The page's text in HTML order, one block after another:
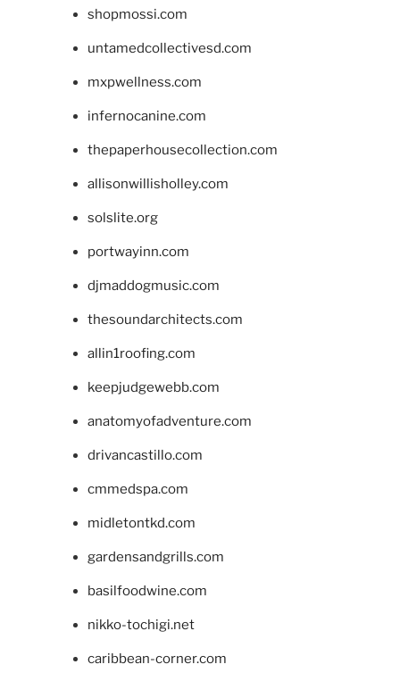
shopmossi.com
untamedcollectivesd.com
mxpwellness.com
infernocanine.com
thepaperhousecollection.com
allisonwillisholley.com
solslite.org
portwayinn.com
djmaddogmusic.com
thesoundarchitects.com
allin1roofing.com
keepjudgewebb.com
anatomyofadventure.com
drivancastillo.com
cmmedspa.com
midletontkd.com
gardensandgrills.com
basilfoodwine.com
nikko-tochigi.net
caribbean-corner.com